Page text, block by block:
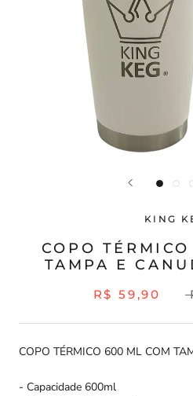
KING
COPO
TAMPA E
R$ 59,90
COPO TÉRMICO 600 ML COM
- Capacidade 600ml